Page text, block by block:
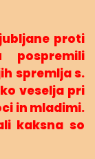
proti
pospremili
spremlja s.
veselja pri
in mladimi.
kaksna so